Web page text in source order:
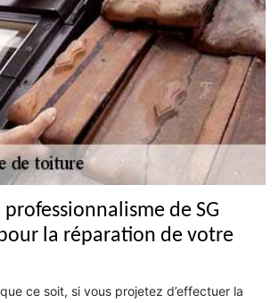
professionnalisme de SG
la réparation de votre
ce soit, si vous projetez d’effectuer la